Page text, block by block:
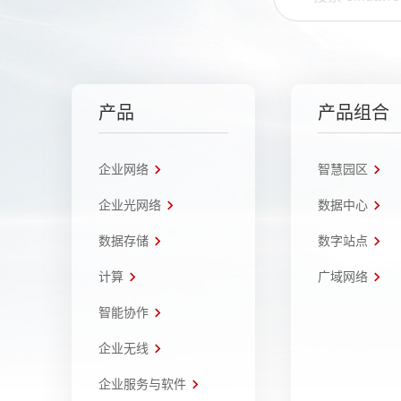
产品
企业网络
企业光网络
数据存储
计算
智能协作
企业无线
企业服务与软件
产品组合
智慧园区
数据中心
数字站点
广域网络